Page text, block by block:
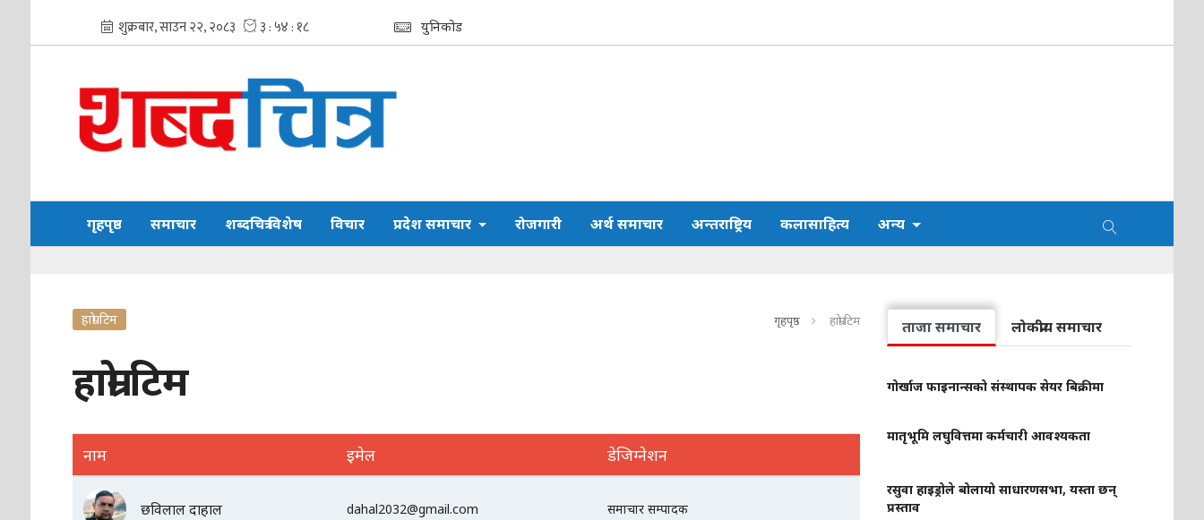
युनिकोड
गृहपृष्ठ समाचार शब्दचित्र विशेष विचार प्रदेश समाचार रोजगारी अर्थ समाचार अन्तराष्ट्रिय कलासाहित्य अन्य
हाम्रो टिम गृहपृष्ठ हाम्रो टिम
हाम्रो टिम
नाम इमेल डेजिग्नेशन
छविलाल दाहाल dahal2032@gmail.com समाचार सम्पादक
ताजा समाचार लोकप्रीय समाचार
गोर्खाज फाइनान्सको संस्थापक सेयर बिक्रीमा
मातृभूमि लघुवित्तमा कर्मचारी आवश्यकता
रसुवा हाइड्रोले बोलायो साधारणसभा, यस्ता छन्
प्रस्ताव